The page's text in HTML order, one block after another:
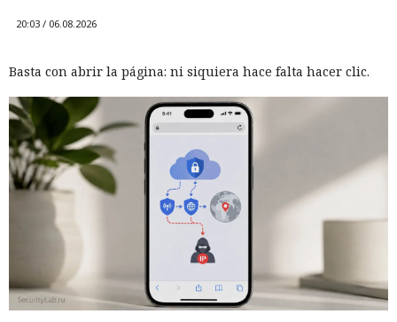
20:03 / 06.08.2026
Basta con abrir la página: ni siquiera hace falta hacer clic.